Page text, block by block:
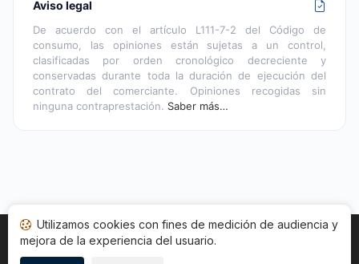
Aviso legal
De acuerdo con el artículo L111-7-2 del Código de
consumo, las opiniones están sujetas a un control,
clasificadas por orden cronológico decreciente y
conservadas durante toda la duración de ejecución del
contrato del comerciante. Opiniones recogidas sin
ninguna contraprestación. Saber más…
Inicio Estado opiniones Categorías
Utilizamos cookies con fines de medición de audiencia y
mejora de la experiencia del usuario.